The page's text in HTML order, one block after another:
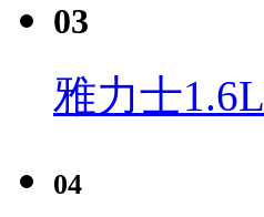
03
雅力士
04